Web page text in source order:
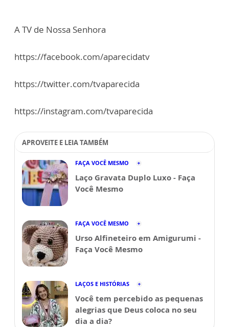
A TV de Nossa Senhora
https://facebook.com/aparecidatv
https://twitter.com/tvaparecida
https://instagram.com/tvaparecida
APROVEITE E LEIA TAMBÉM
FAÇA VOCÊ MESMO
Laço Gravata Duplo Luxo - Faça
Você Mesmo
FAÇA VOCÊ MESMO
Urso Alfineteiro em Amigurumi -
Faça Você Mesmo
LAÇOS E HISTÓRIAS
Você tem percebido as pequenas
alegrias que Deus coloca no seu
dia a dia?